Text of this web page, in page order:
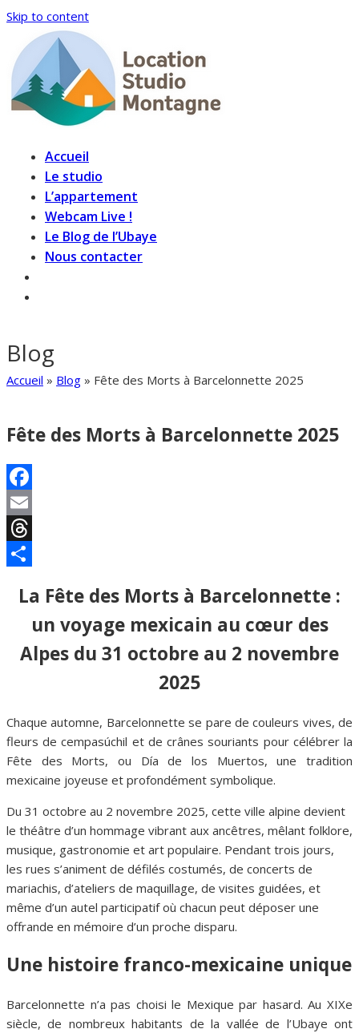
Skip to content
Accueil
Le studio
L’appartement
Webcam Live !
Le Blog de l’Ubaye
Nous contacter
Blog
Accueil » Blog » Fête des Morts à Barcelonnette 2025
Fête des Morts à Barcelonnette 2025
Facebook
Email
Threads
La Fête des Morts à Barcelonnette :
un voyage mexicain au cœur des
Alpes du 31 octobre au 2 novembre
2025
Chaque automne, Barcelonnette se pare de couleurs vives, de
fleurs de cempasúchil et de crânes souriants pour célébrer la
Fête des Morts, ou Día de los Muertos, une tradition
mexicaine joyeuse et profondément symbolique.
Du 31 octobre au 2 novembre 2025, cette ville alpine devient
le théâtre d’un hommage vibrant aux ancêtres, mêlant folklore,
musique, gastronomie et art populaire. Pendant trois jours,
les rues s’animent de défilés costumés, de concerts de
mariachis, d’ateliers de maquillage, de visites guidées, et
même d’un autel participatif où chacun peut déposer une
offrande en mémoire d’un proche disparu.
Une histoire franco-mexicaine unique
Barcelonnette n’a pas choisi le Mexique par hasard. Au XIXe
siècle, de nombreux habitants de la vallée de l’Ubaye ont